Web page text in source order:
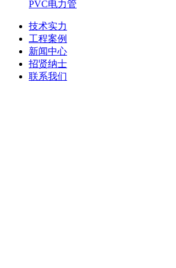
PVC电力管
技术实力
工程案例
新闻中心
招贤纳士
联系我们